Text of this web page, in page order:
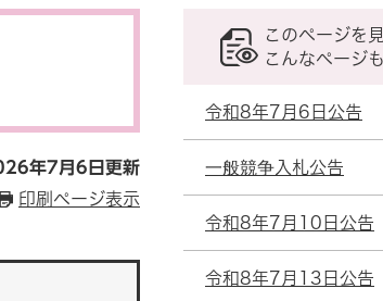
年7月6日更新
印刷ページ表示
このページを
こんなページ
令和8年7月6日公告
一般競争入札公告
令和8年7月10日公告
令和8年7月13日公告